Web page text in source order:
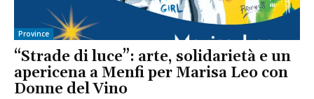
Province
“Strade di luce”: arte, solidarietà e un
apericena a Menfi per Marisa Leo con
Donne del Vino